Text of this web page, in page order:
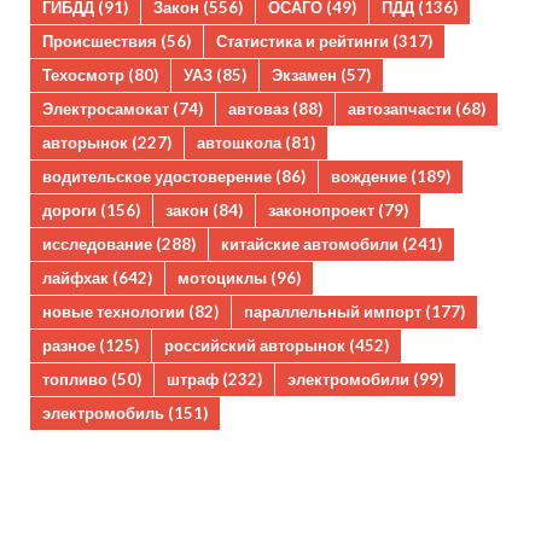
ГИБДД (91) Закон (556) ОСАГО (49) ПДД (136)
Происшествия (56) Статистика и рейтинги (317)
Техосмотр (80) УАЗ (85) Экзамен (57)
Электросамокат (74) автоваз (88) автозапчасти (68)
авторынок (227) автошкола (81)
водительское удостоверение (86) вождение (189)
дороги (156) закон (84) законопроект (79)
исследование (288) китайские автомобили (241)
лайфхак (642) мотоциклы (96)
новые технологии (82) параллельный импорт (177)
разное (125) российский авторынок (452)
топливо (50) штраф (232) электромобили (99)
электромобиль (151)